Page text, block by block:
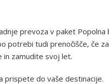
prevoza v paket
potrebi tudi prenočišče, če
in zamudite svoj let.
prispete do vaše destinacije.